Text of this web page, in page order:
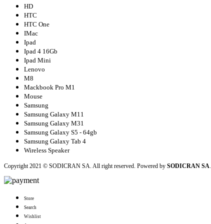
HD
HTC
HTC One
IMac
Ipad
Ipad 4 16Gb
Ipad Mini
Lenovo
M8
Mackbook Pro M1
Mouse
Samsung
Samsung Galaxy M11
Samsung Galaxy M31
Samsung Galaxy S5 - 64gb
Samsung Galaxy Tab 4
Wireless Speaker
Copyright 2021 © SODICRAN SA. All right reserved. Powered by SODICRAN SA.
Store
Search
Wishlist